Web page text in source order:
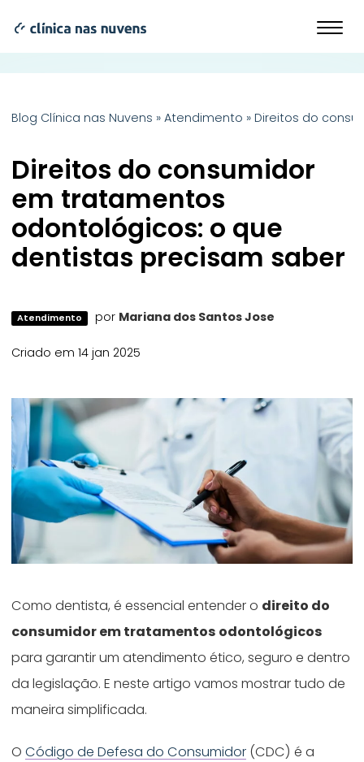
Blog Clínica nas Nuvens »Atendimento » Direitos do
Direitos do consumidor
em tratamentos
odontológicos: o que
dentistas precisam saber
Atendimento por Mariana dos Santos Jose
Criado em 14 jan 2025
Como dentista, é essencial entender o direito do
consumidor em tratamentos odontológicos
para garantir um atendimento ético, seguro e dentro
da legislação. E neste artigo vamos mostrar tudo de
maneira simplificada.
OCódigo de Defesa do Consumidor (CDC) é a